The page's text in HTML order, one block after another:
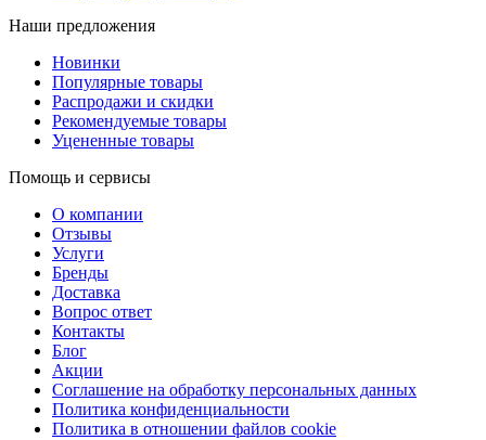
Наши предложения
Новинки
Популярные товары
Распродажи и скидки
Рекомендуемые товары
Уцененные товары
Помощь и сервисы
О компании
Отзывы
Услуги
Бренды
Доставка
Вопрос ответ
Контакты
Блог
Акции
Соглашение на обработку персональных данных
Политика конфиденциальности
Политика в отношении файлов cookie